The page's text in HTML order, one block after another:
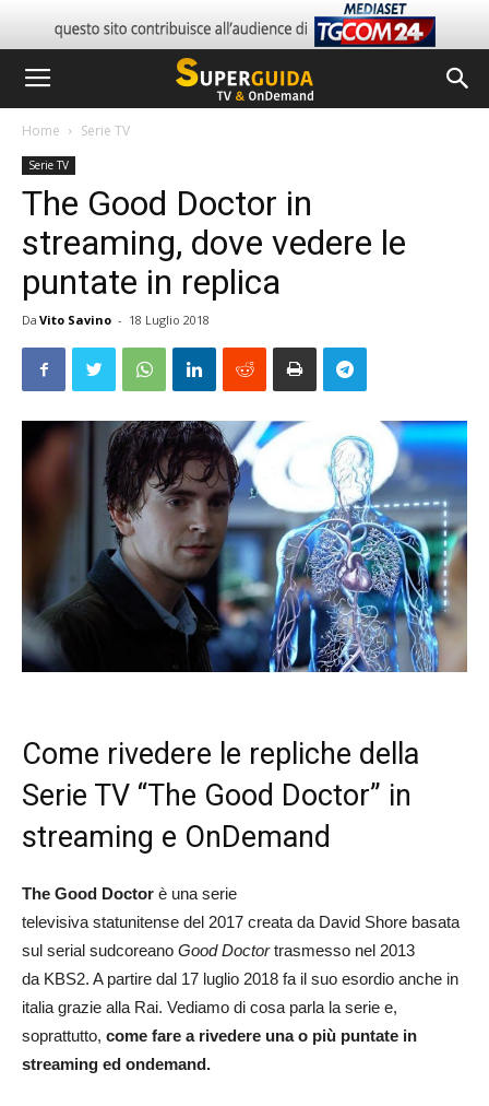
Home Serie TV
Serie TV
The Good Doctor in
streaming, dove vedere le
puntate in replica
Da Vito Savino - 18 Luglio 2018
Come rivedere le repliche della
Serie TV “The Good Doctor” in
streaming e OnDemand
The Good Doctor è una serie
televisiva statunitense del 2017 creata da David Shore basata
sul serial sudcoreano Good Doctortrasmesso nel 2013
da KBS2. A partire dal 17 luglio 2018 fa il suo esordio anche in
italia grazie alla Rai. Vediamo di cosa parla la serie e,
soprattutto, come fare a rivedere una o più puntate in
streaming ed ondemand.